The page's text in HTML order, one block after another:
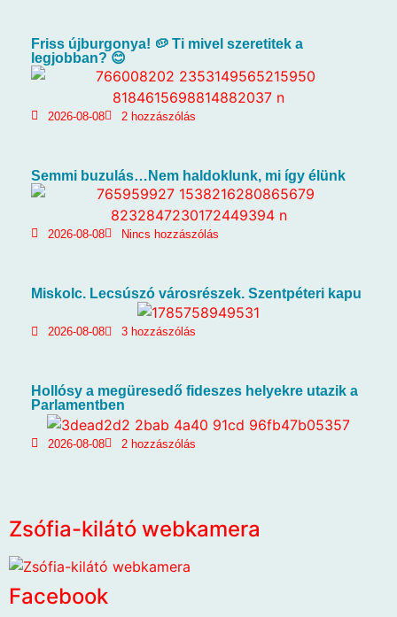
Friss újburgonya! 🥔 Ti mivel szeretitek a
legjobban? 😊
2026-08-08 2 hozzászólás
Semmi buzulás…Nem haldoklunk, mi így élünk
2026-08-08 Nincs hozzászólás
Miskolc. Lecsúszó városrészek. Szentpéteri kapu
2026-08-08 3 hozzászólás
Hollósy a megüresedő fideszes helyekre utazik a
Parlamentben
2026-08-08 2 hozzászólás
Zsófia-kilátó webkamera
Facebook